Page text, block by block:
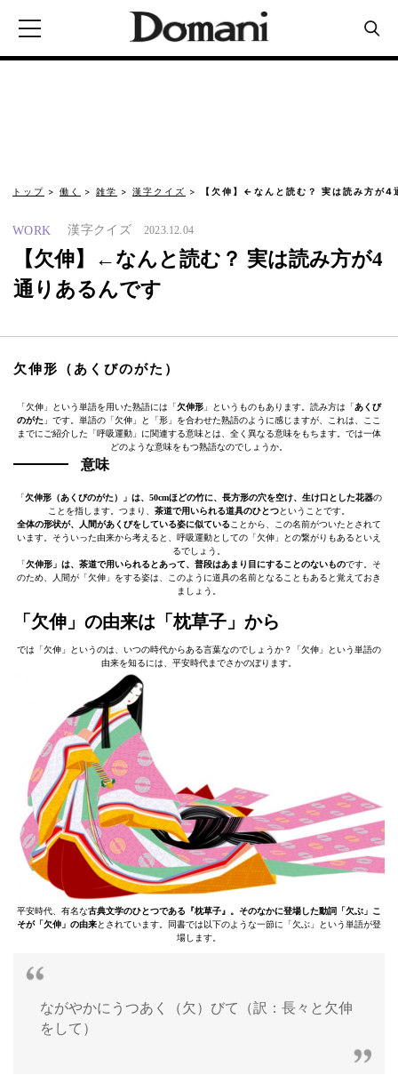
トップ 働く 雑学 漢字クイズ 【欠伸】←なんと読む？ 実は読み方が4
WORK 漢字クイズ 2023.12.04
【欠伸】←なんと読む？ 実は読み方が4
通りあるんです
欠伸形（あくびのがた）
「欠伸」という単語を用いた熟語には「欠伸形 」というものもあります。読み方は「あくび
のがた 」です。単語の「欠伸」と「形」を合わせた熟語のように感じますが、これは、ここ
までにご紹介した「呼吸運動」に関連する意味とは、全く異なる意味をもちます。では一体
どのような意味をもつ熟語なのでしょうか。
意味
「欠伸形（あくびのがた）」は、50cmほどの竹に、長方形の穴を空け、生け口とした花器の
ことを指します。つまり、 茶道で用いられる道具のひとつということです。
全体の形状が、人間があくびをしている姿に似ている ことから、この名前がついたとされて
います。そういった由来から考えると、呼吸運動としての「欠伸」との繋がりもあるといえ
るでしょう。
「欠伸形」は、茶道で用いられるとあって、普段はあまり目にすることのないものです。そ
のため、人間が「欠伸」をする姿は、このように道具の名前となることもあると覚えておき
ましょう。
「欠伸」の由来は「枕草子」から
では「欠伸」というのは、いつの時代からある言葉なのでしょうか？「欠伸」という単語の
由来を知るには、平安時代までさかのぼります。
平安時代、有名な古典文学のひとつである『枕草子』。そのなかに登場した動詞「欠ぶ」こ
そが「欠伸」の由来とされています。同書では以下のような一節に「欠ぶ」という単語が登
場します。
ながやかにうつあく（欠）びて（訳：長々と欠伸
をして）